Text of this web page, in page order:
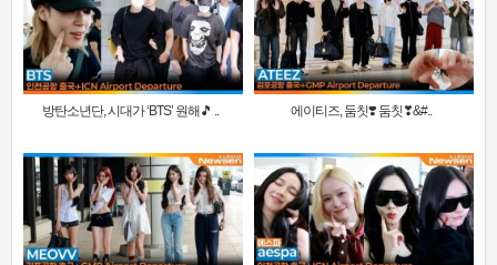
방탄소년단, 시대가 ‘BTS’ 원해🎵 .. 에이티즈, 둠칫❣️ 둠칫❣&#..